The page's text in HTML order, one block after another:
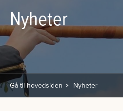
Nyheter
Gå til hovedsiden Nyheter